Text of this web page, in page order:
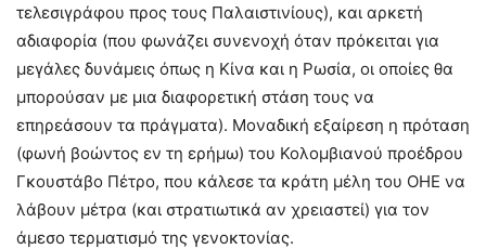
τελεσιγράφου προς τους Παλαιστινίους), και αρκετή
αδιαφορία (που φωνάζει συνενοχή όταν πρόκειται για
μεγάλες δυνάμεις όπως η Κίνα και η Ρωσία, οι οποίες θα
μπορούσαν με μια διαφορετική στάση τους να
επηρεάσουν τα πράγματα). Μοναδική εξαίρεση η πρόταση
(φωνή βοώντος εν τη ερήμω) του Κολομβιανού προέδρου
Γκουστάβο Πέτρο, που κάλεσε τα κράτη μέλη του ΟΗΕ να
λάβουν μέτρα (και στρατιωτικά αν χρειαστεί) για τον
άμεσο τερματισμό της γενοκτονίας.